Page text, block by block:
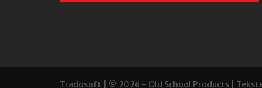
Tradosoft | © 2026 - Old School Products |